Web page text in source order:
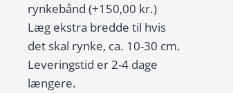
rynkebånd (+150,00 kr.)
Læg ekstra bredde til hvis
det skal rynke, ca. 10-30 cm.
Leveringstid er 2-4 dage
længere.